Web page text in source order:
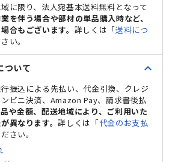
に限り、法人宛基本送料無料となって
を伴う場合や部材の単品購入時など、
合もございます。 詳しくは「送料につ
い。
ついて expand_less
振込による先払い、代金引換、クレジ
ビニ決済、Amazon Pay、請求書後払
や金額、配送地域により、ご利用いた
異なります。詳しくは「代金のお支払
さい。